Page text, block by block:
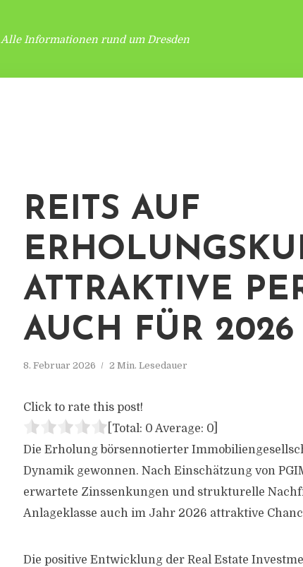
Alle Informationen rund um Dresden
REITS AUF
ATTRAKTIVE
AUCH FÜR 2026
8. Februar 2026 2 Min. Lesedauer
Click to rate this post!
[Total: 0 Average: 0
Die Erholung börsennotierter
Dynamik gewonnen. Nach Einschätzung von
erwartete Zinssenkungen und strukturelle
Anlageklasse auch im Jahr 2026 attraktive
Die positive Entwicklung der Real Estate